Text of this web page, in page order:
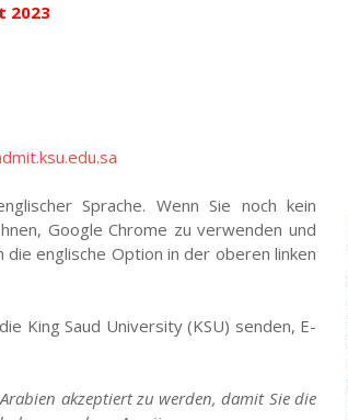
2023
Sprache. Wenn Sie noch kein
Google Chrome zu verwenden und
englische Option in der oberen linken
King Saud University (KSU) senden, E-
akzeptiert zu werden, damit Sie die